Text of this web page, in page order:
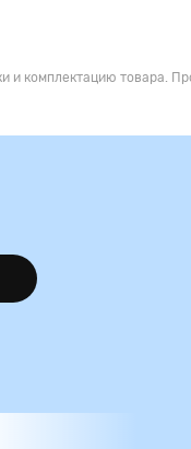
и комплектацию товара.